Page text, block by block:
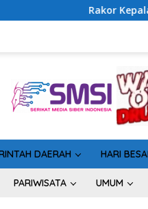
Rakor Kepala Desa se-
DAERAH HARI
PARIWISATA UMUM